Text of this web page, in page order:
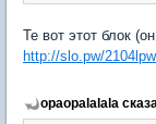
Те вот этот блок
http://slo.pw/
opaopalalala